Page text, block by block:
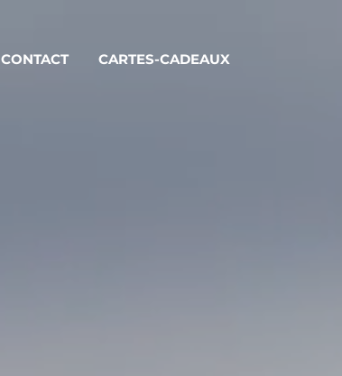
CONTACT CARTES-CADEAUX